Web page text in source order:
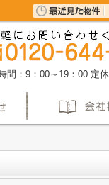
間：9：00～19：00 定